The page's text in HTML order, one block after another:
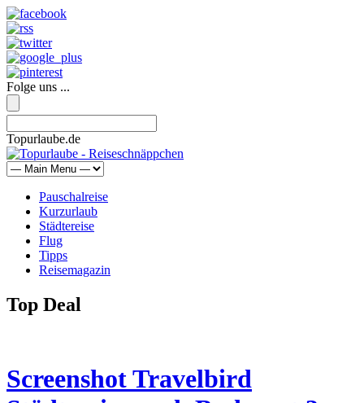
Folge uns ...
Topurlaube.de
Pauschalreise
Kurzurlaub
Städtereise
Flug
Tipps
Reisemagazin
Top Deal
Screenshot Travelbird